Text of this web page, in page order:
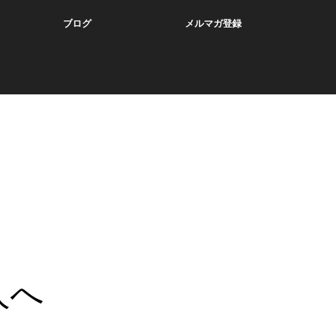
ブログ メルマガ登録
へ